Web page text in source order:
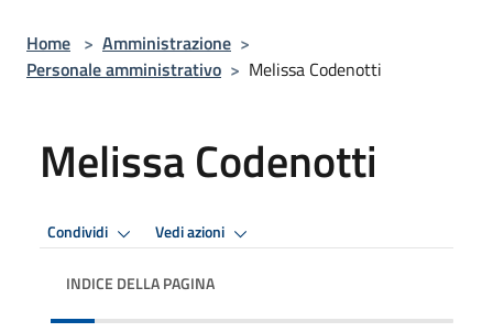
Home > Amministrazione >
Personale amministrativo > Melissa Codenotti
Melissa Codenotti
Condividi Vedi azioni
INDICE DELLA PAGINA